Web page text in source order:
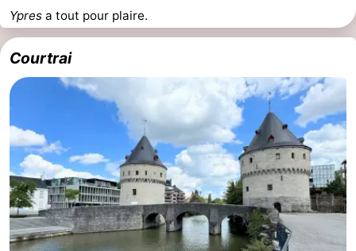
Ypres a tout pour plaire.
Courtrai